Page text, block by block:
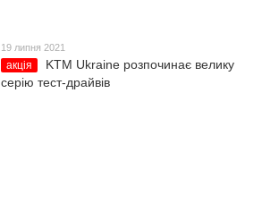
19 липня 2021
акція
KTM Ukraine розпочинає велику
серію тест-драйвів